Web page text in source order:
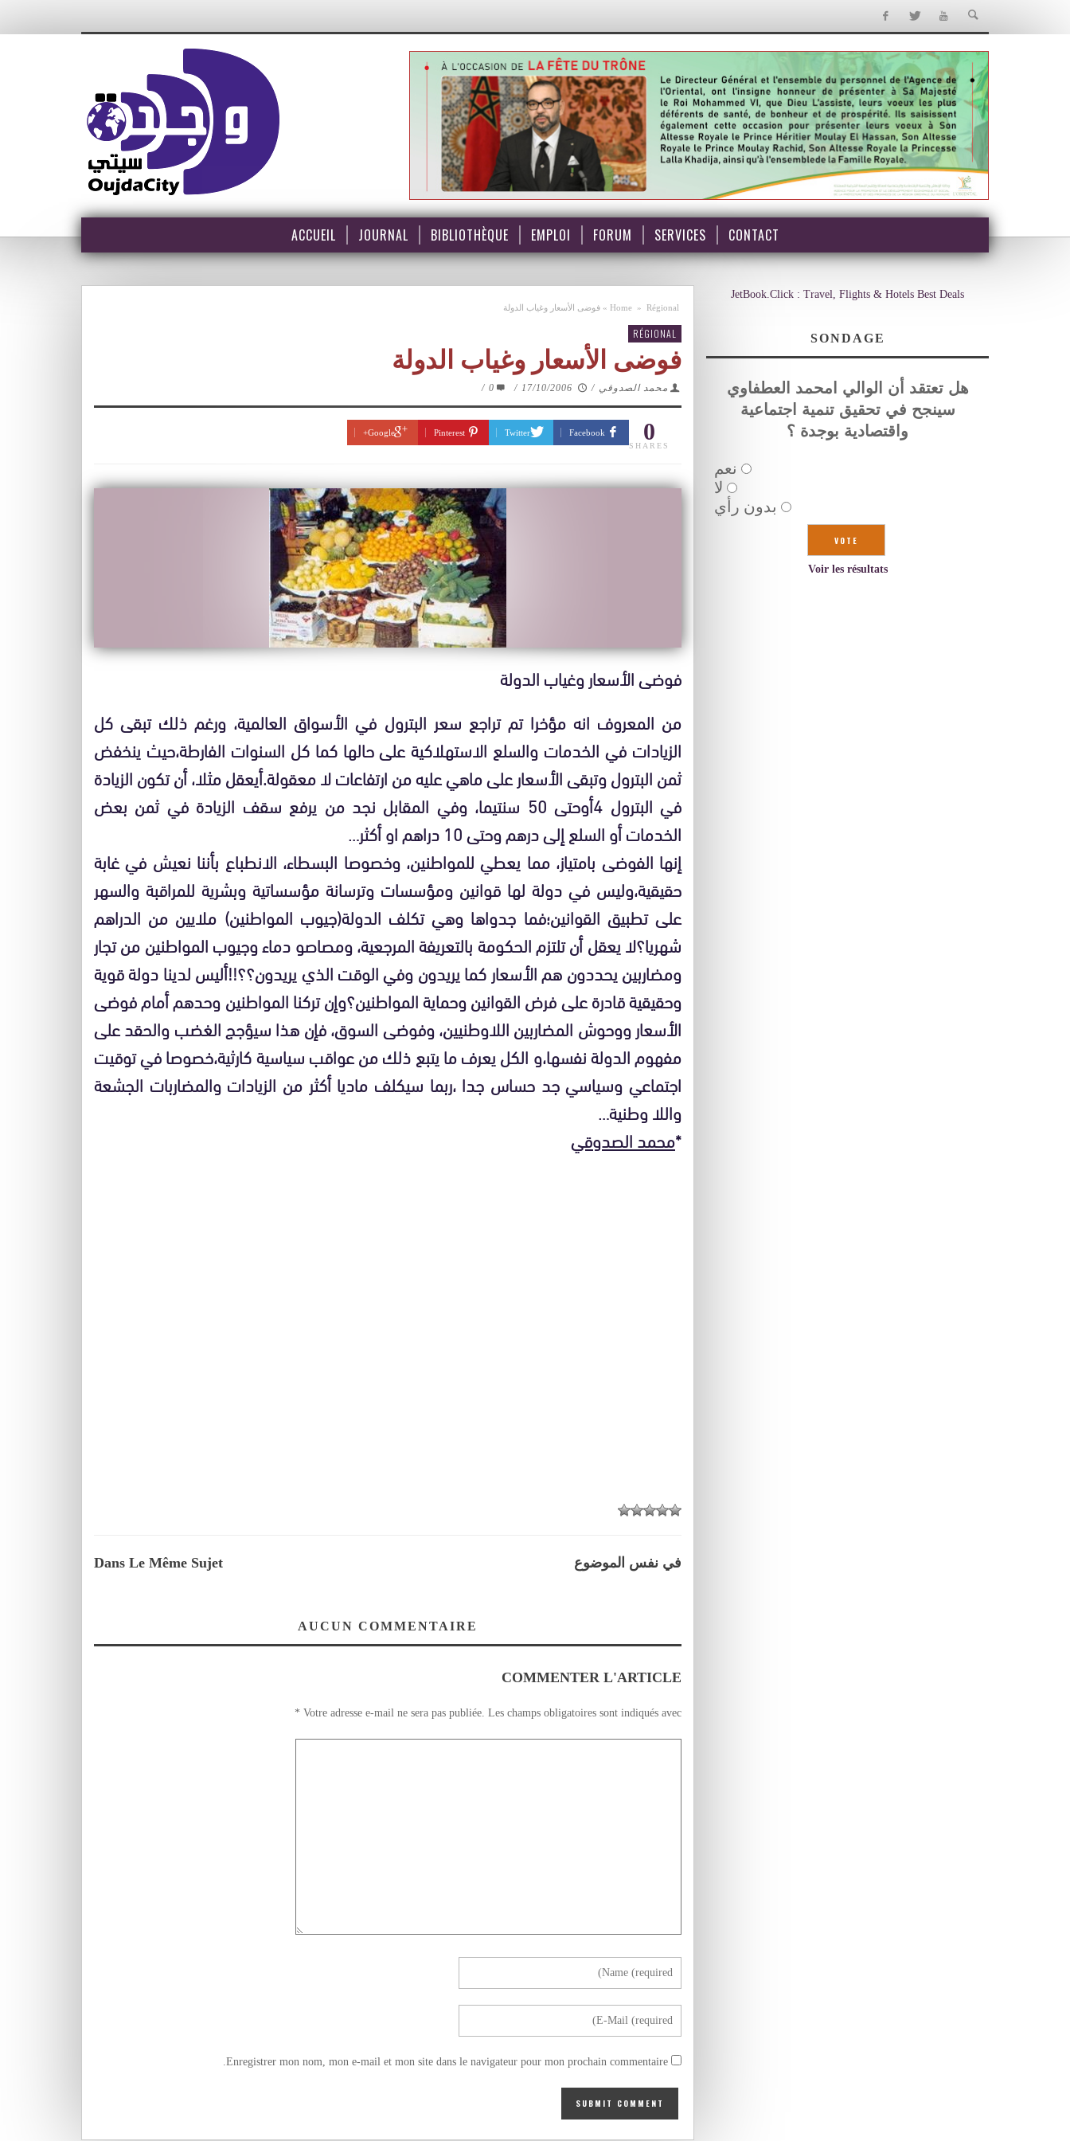
ACCUEIL JOURNAL BIBLIOTHÈQUE EMPLOI FORUM SERVICES CONTACT
Home » Régional
» فوضى الأسعار وغياب الدولة
RÉGIONAL
فوضى الأسعار وغياب الدولة
محمد الصدوقي /
17/10/2006
/
0
/
0
SHARES
Facebook
Twitter
Pinterest
Google+
فوضى الأسعار وغياب الدولة
من المعروف انه مؤخرا تم تراجع سعر البترول في الأسواق العالمية، ورغم ذلك تبقى كل
الزيادات في الخدمات والسلع الاستهلاكية على حالها كما كل السنوات الفارطة،حيث ينخفض
ثمن البترول وتبقى الأسعار على ماهي عليه من ارتفاعات لا معقولة.أيعقل مثلا، أن تكون الزيادة
في البترول 4أوحتى 50 سنتيما، وفي المقابل نجد من يرفع سقف الزيادة في ثمن بعض
الخدمات أو السلع إلى درهم وحتى 10 دراهم او أكثر…
إنها الفوضى بامتياز، مما يعطي للمواطنين، وخصوصا البسطاء، الانطباع بأننا نعيش في غابة
حقيقية،وليس في دولة لها قوانين ومؤسسات وترسانة مؤسساتية وبشرية للمراقبة والسهر
على تطبيق القوانين؛فما جدواها وهي تكلف الدولة(جيوب المواطنين) ملايين من الدراهم
شهريا؟لا يعقل أن تلتزم الحكومة بالتعريفة المرجعية، ومصاصو دماء وجيوب المواطنين من تجار
ومضاربين يحددون هم الأسعار كما يريدون وفي الوقت الذي يريدون؟؟!!أليس لدينا دولة قوية
وحقيقية قادرة على فرض القوانين وحماية المواطنين؟وإن تركنا المواطنين وحدهم أمام فوضى
الأسعار ووحوش المضاربين اللاوطنيين، وفوضى السوق، فإن هذا سيؤجج الغضب والحقد على
مفهوم الدولة نفسها،و الكل يعرف ما يتبع ذلك من عواقب سياسية كارثية،خصوصا في توقيت
اجتماعي وسياسي جد حساس جدا ،ربما سيكلف ماديا أكثر من الزيادات والمضاربات الجشعة
واللا وطنية…
*محمد الصدوقي
Dans Le Même Sujet في نفس الموضوع
AUCUN COMMENTAIRE
COMMENTER L'ARTICLE
Votre adresse e-mail ne sera pas publiée. Les champs obligatoires sont indiqués avec
*
Enregistrer mon nom, mon e-mail et mon site dans le navigateur pour mon prochain commentaire.
JetBook.Click : Travel, Flights & Hotels Best Deals
SONDAGE
هل تعتقد أن الوالي امحمد العطفاوي
سينجح في تحقيق تنمية اجتماعية
واقتصادية بوجدة ؟
نعم
لا
بدون رأي
Voir les résultats